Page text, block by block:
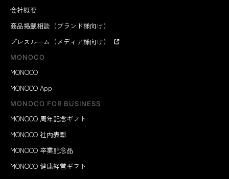
会社概要
商品掲載相談（ブランド様向け）
プレスルーム（メディア様向け）
MONOCO
MONOCO
MONOCO App
MONOCO FOR BUSINESS
MONOCO 周年記念ギフト
MONOCO 社内表彰
MONOCO 卒業記念品
MONOCO 健康経営ギフト